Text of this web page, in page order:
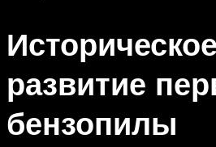
Историческое
развитие
бензопилы